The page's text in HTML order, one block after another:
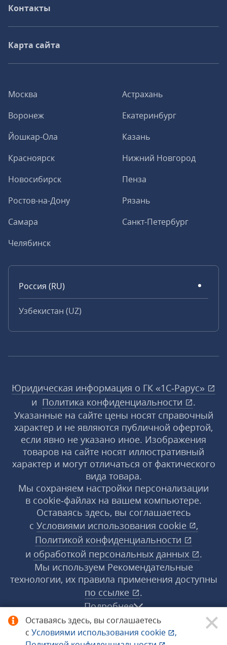
Оставаясь здесь, вы соглашаетесь
с Условиями использования cookie
,
Москва
Астрахань
Воронеж
Екатеринбург
Йошкар-Ола
Казань
Красноярск
Нижний Новгород
Новосибирск
Пенза
Ростов-на-Дону
Рязань
Самара
Санкт-Петербург
Челябинск
Россия (RU)
Узбекистан (UZ)
Контакты
Карта сайта
Юридическая информация о ГК «1С‑Рарус»
и Политика конфиденциальности
.
Указанные на сайте цены носят справочный
характер и не являются публичной офертой,
если явно не указано иное. Изображения
товаров на сайте носят иллюстративный
характер и могут отличаться от фактического
вида товара.
Мы сохраняем настройки персонализации
в cookie‑файлах на вашем компьютере.
Оставаясь здесь, вы соглашаетесь
с Условиями использования cookie
,
Политикой конфиденциальности
и обработкой персональных данных
.
Мы используем Рекомендательные
технологии, их правила применения доступны
по ссылке
.
Подробнее
© 1998−2026 «1С‑Рарус» ®. Все права